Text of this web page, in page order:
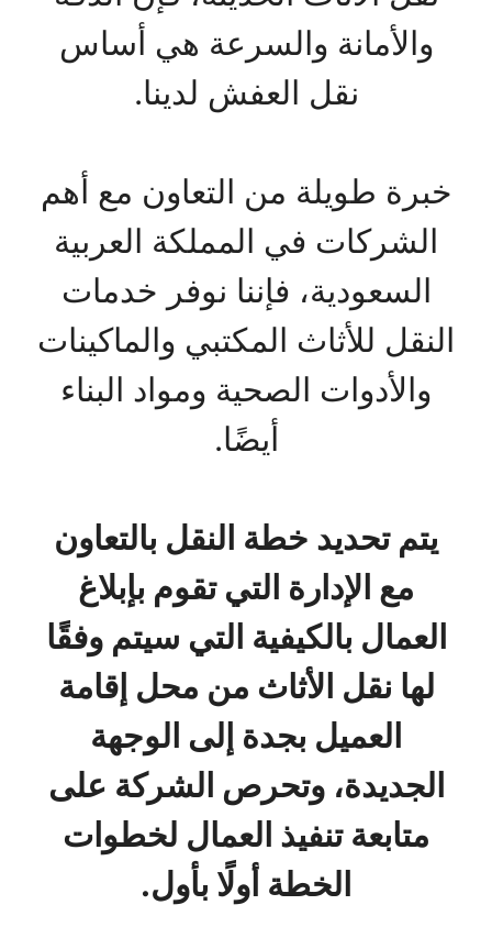
والأمانة والسرعة هي أساس
نقل العفش لدينا.
خبرة طويلة من التعاون مع أهم
الشركات في المملكة العربية
السعودية، فإننا نوفر خدمات
النقل للأثاث المكتبي والماكينات
والأدوات الصحية ومواد البناء
أيضًا.
يتم تحديد خطة النقل بالتعاون
مع الإدارة التي تقوم بإبلاغ
العمال بالكيفية التي سيتم وفقًا
لها نقل الأثاث من محل إقامة
العميل بجدة إلى الوجهة
الجديدة، وتحرص الشركة على
متابعة تنفيذ العمال لخطوات
الخطة أولًا بأول.